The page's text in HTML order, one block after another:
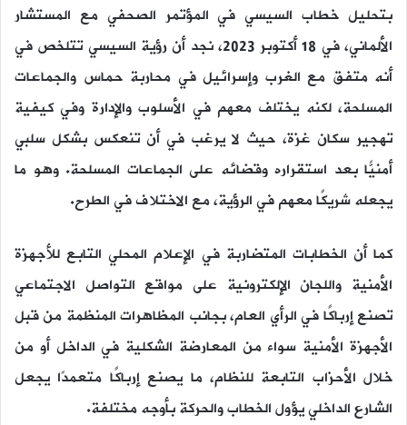
بتحليل خطاب السيسي في المؤتمر الصحفي مع المستشار
الألماني، في 18 أكتوبر 2023، نجد أن رؤية السيسي تتلخص في
أنه متفق مع الغرب وإسرائيل في محاربة حماس والجماعات
المسلحة، لكنه يختلف معهم في الأسلوب والإدارة وفي كيفية
تهجير سكان غزة، حيث لا يرغب في أن تنعكس بشكل سلبي
أمنيًّا بعد استقراره وقضائه على الجماعات المسلحة. وهو ما
يجعله شريكًا معهم في الرؤية، مع الاختلاف في الطرح.
كما أن الخطابات المتضاربة في الإعلام المحلي التابع للأجهزة
الأمنية واللجان الإلكترونية على مواقع التواصل الاجتماعي
تصنع إرباكًا في الرأي العام، بجانب المظاهرات المنظمة من قبل
الأجهزة الأمنية سواء من المعارضة الشكلية في الداخل أو من
خلال الأحزاب التابعة للنظام، ما يصنع إرباكًا متعمدًا يجعل
الشارع الداخلي يؤول الخطاب والحركة بأوجه مختلفة.